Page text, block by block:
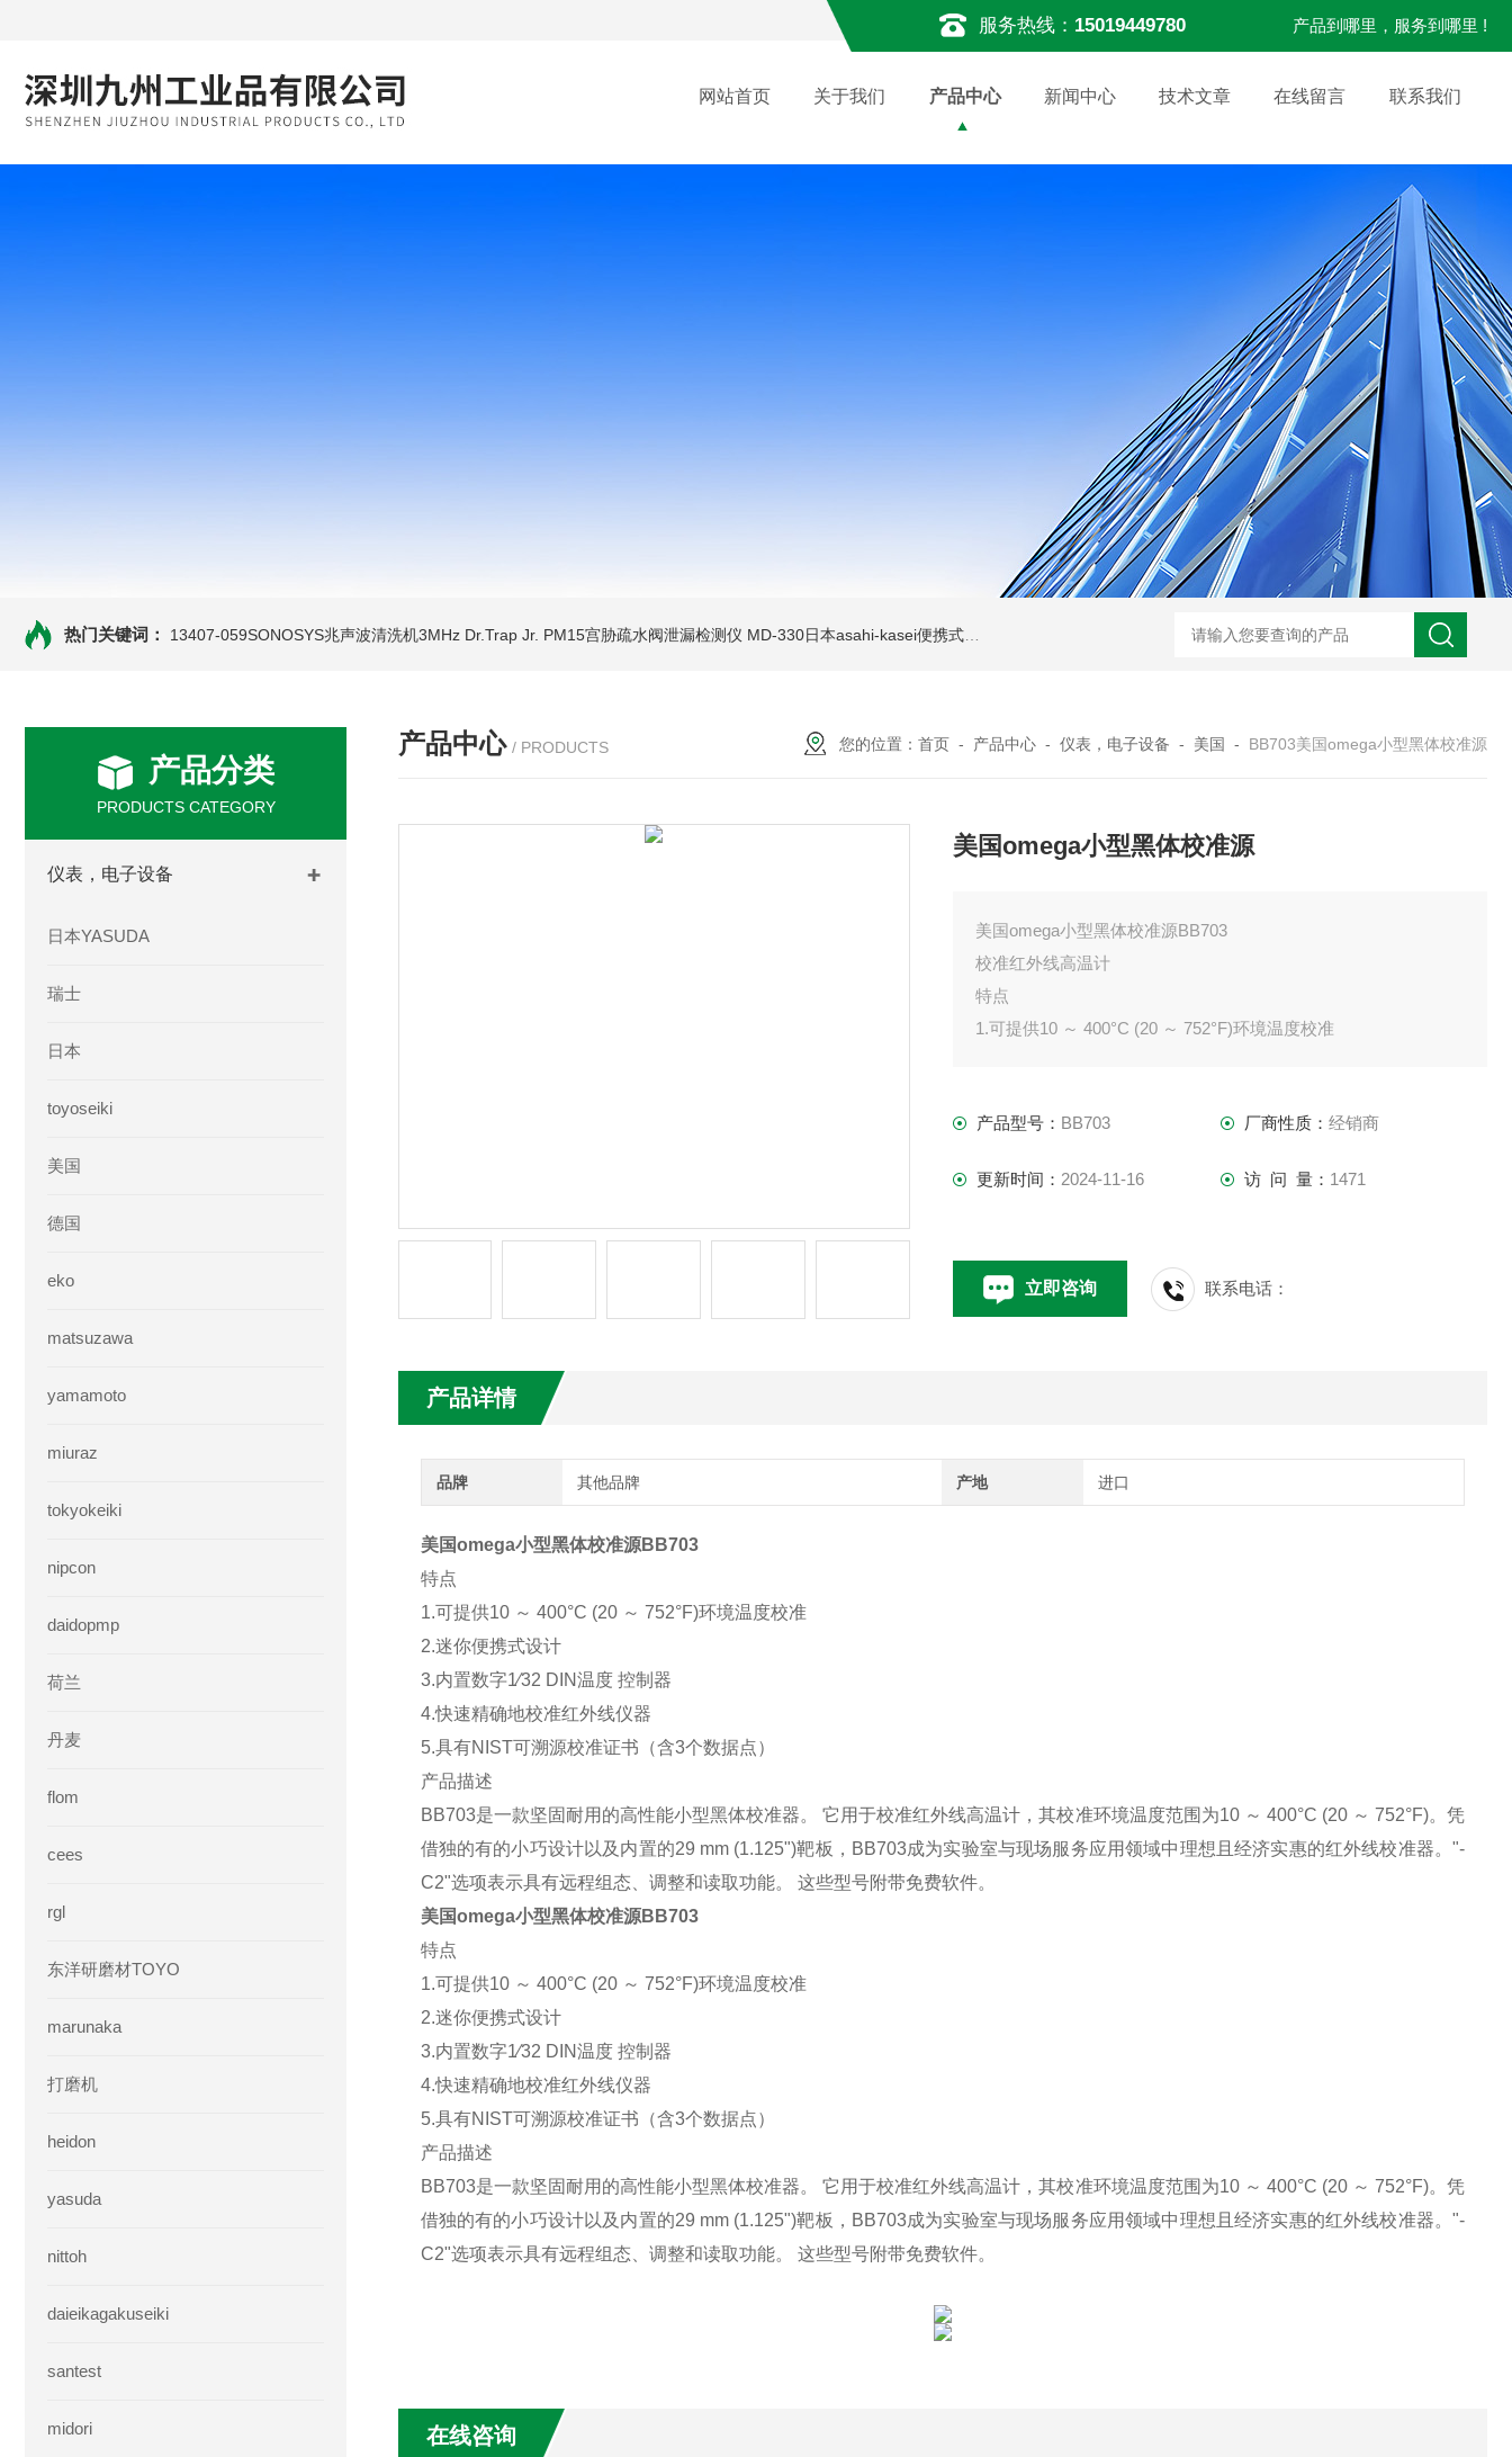
服务热线： 15019449780 产品到哪里，服务到哪里 !
网站首页 关于我们 产品中心 新闻中心 技术文章 在线留言 联系我们
热门关键词： 13407-059SONOSYS兆声波清洗机3MHz Dr.Trap Jr. PM15宫胁疏水阀泄漏检测仪 MD-330日本asahi-kasei便携式振动诊断装置 BL300Ft日本heidon外部输出搅拌器 搅拌器100日本heidon循环
产品分类
PRODUCTS CATEGORY
仪表，电子设备
日本YASUDA
瑞士
日本
toyoseiki
美国
德国
eko
matsuzawa
yamamoto
miuraz
tokyokeiki
nipcon
daidopmp
荷兰
丹麦
flom
cees
rgl
东洋研磨材TOYO
marunaka
打磨机
heidon
yasuda
nittoh
daieikagakuseiki
santest
midori
产品中心 / PRODUCTS 您的位置： 首页 - 产品中心 - 仪表，电子设备 - 美国 - BB703美国omega小型黑体校准源
美国omega小型黑体校准源
美国omega小型黑体校准源BB703
校准红外线高温计
特点
1.可提供10 ～ 400°C (20 ～ 752°F)环境温度校准
4.快速精确地校准红外线仪器
产品型号： BB703 厂商性质： 经销商
更新时间： 2024-11-16 访 问 量： 1471
立即咨询 联系电话：
产品详情
品牌 其他品牌 产地 进口
美国omega小型黑体校准源BB703
特点
1.可提供10 ～ 400°C (20 ～ 752°F)环境温度校准
2.迷你便携式设计
3.内置数字1⁄32 DIN温度 控制器
4.快速精确地校准红外线仪器
5.具有NIST可溯源校准证书（含3个数据点）
产品描述
BB703是一款坚固耐用的高性能小型黑体校准器。 它用于校准红外线高温计，其校准环境温度范围为10 ～ 400°C (20 ～ 752°F)。凭
借独的有的小巧设计以及内置的29 mm (1.125")靶板，BB703成为实验室与现场服务应用领域中理想且经济实惠的红外线校准器。"-
C2"选项表示具有远程组态、调整和读取功能。 这些型号附带免费软件。
美国omega小型黑体校准源BB703
特点
1.可提供10 ～ 400°C (20 ～ 752°F)环境温度校准
2.迷你便携式设计
3.内置数字1⁄32 DIN温度 控制器
4.快速精确地校准红外线仪器
5.具有NIST可溯源校准证书（含3个数据点）
产品描述
BB703是一款坚固耐用的高性能小型黑体校准器。 它用于校准红外线高温计，其校准环境温度范围为10 ～ 400°C (20 ～ 752°F)。凭
借独的有的小巧设计以及内置的29 mm (1.125")靶板，BB703成为实验室与现场服务应用领域中理想且经济实惠的红外线校准器。"-
C2"选项表示具有远程组态、调整和读取功能。 这些型号附带免费软件。
在线咨询